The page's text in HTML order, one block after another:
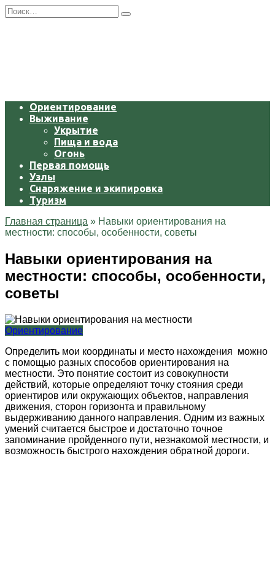
Перейти
к
Search
for:
Ориентирование
Выживание
Укрытие
Пища и вода
Огонь
Первая помощь
Узлы
Снаряжение и экипировка
Туризм
Главная страница » Навыки ориентирования на
местности: способы, особенности, советы
Навыки ориентирования на
местности: способы, особенности,
советы
Ориентирование
Определить мои координаты и место нахождения можно
с помощью разных способов ориентирования на
местности. Это понятие состоит из совокупности
действий, которые определяют точку стояния среди
ориентиров или окружающих объектов, направления
движения, сторон горизонта и правильному
выдерживанию данного направления. Одним из важных
умений считается быстрое и достаточно точное
запоминание пройденного пути, незнакомой местности, и
возможность быстрого нахождения обратной дороги.